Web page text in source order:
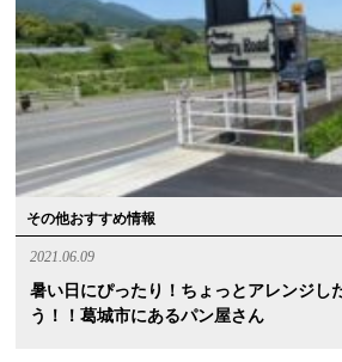
その他おすすめ情報
2021.06.09
暑い日にぴったり！ちょっとアレンジし
う！！葛城市にあるパン屋さん